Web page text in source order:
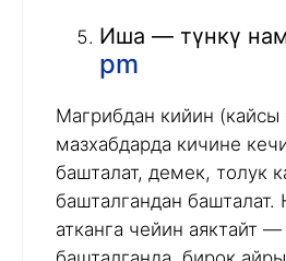
Иша — түнкү
pm
Магрибдан кийин (кайсы
мазхабдарда кичине
башталат, демек, толук
башталгандан башталат.
атканга чейин аяктайт